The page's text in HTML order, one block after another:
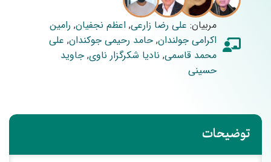
مربیان: علی رضا زارعی, اعظم نجفیان, رامین
اکرامی جولندان, حامد رحیمی جوکندان, علی
محمد قاسمی, نادیا شکرگزار ناوی, جاوید
حسینی
توضیحات